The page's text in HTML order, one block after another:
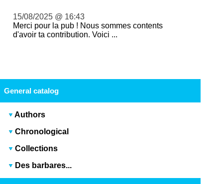
15/08/2025 @ 16:43
Merci pour la pub ! Nous sommes contents
d'avoir ta contribution. Voici ...
General catalog
Authors
Chronological
Collections
Des barbares...